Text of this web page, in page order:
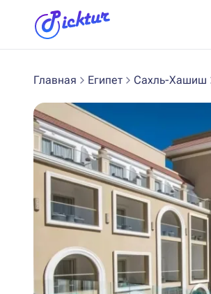
Главная Египет Сахль-Хашиш